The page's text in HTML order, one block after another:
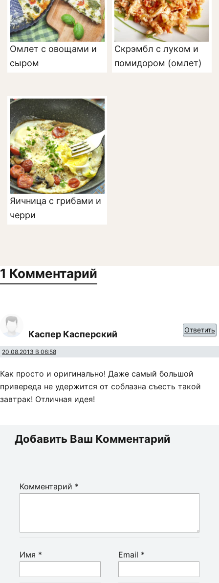
Омлет с овощами и
сыром
Скрэмбл с луком и
помидором (омлет)
Яичница с грибами и
черри
1 Комментарий
Каспер Касперский
20.08.2013 В 06:58
Как просто и оригинально! Даже самый большой
привереда не удержится от соблазна съесть такой
завтрак! Отличная идея!
Ответить
Добавить Ваш Комментарий
Комментарий *
Имя * Email *